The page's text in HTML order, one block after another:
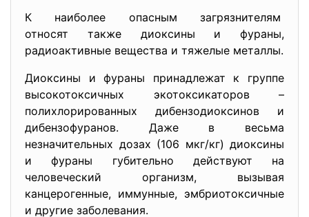
К наиболее опасным загрязнителям
относят также диоксины и фураны,
радиоактивные вещества и тяжелые металлы.
Диоксины и фураны принадлежат к группе
высокотоксичных экотоксикаторов –
полихлорированных дибензодиоксинов и
дибензофуранов. Даже в весьма
незначительных дозах (106 мкг/кг) диоксины
и фураны губительно действуют на
человеческий организм, вызывая
канцерогенные, иммунные, эмбриотоксичные
и другие заболевания.